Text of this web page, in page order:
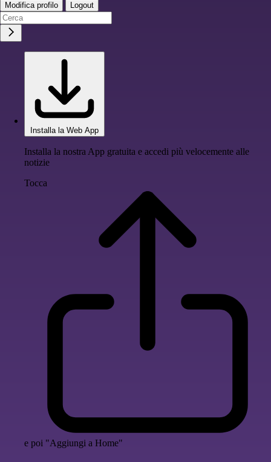
Modifica profilo Logout
Installa la Web App
Installa la nostra App gratuita e accedi più velocemente alle
notizie
Tocca
e poi "Aggiungi a Home"